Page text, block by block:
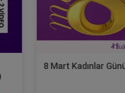
8 Mart Kadınlar